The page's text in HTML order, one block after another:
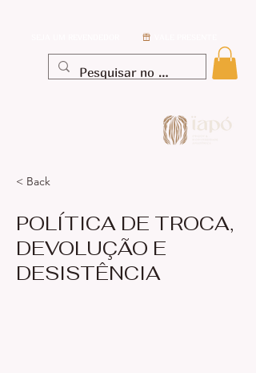
< Back
POLÍTICA DE TROCA,
DEVOLUÇÃO E
DESISTÊNCIA